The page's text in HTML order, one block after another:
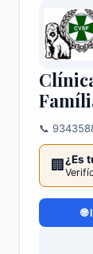
📞
🏢 ¿Es